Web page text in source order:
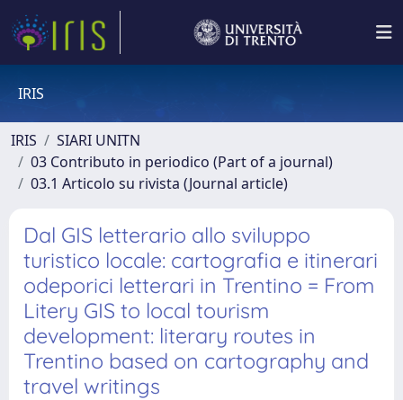
IRIS
IRIS
SIARI UNITN
03 Contributo in periodico (Part of a journal)
03.1 Articolo su rivista (Journal article)
Dal GIS letterario allo sviluppo
turistico locale: cartografia e itinerari
odeporici letterari in Trentino = From
Litery GIS to local tourism
development: literary routes in
Trentino based on cartography and
travel writings